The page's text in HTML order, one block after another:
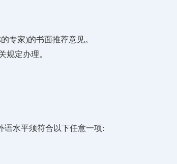
专家)的书面推荐意见。
规定办理。
语水平须符合以下任意一项: